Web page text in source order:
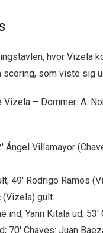
hvor Vizela
som viste sig
Vizela – Dommer: A.
Ángel Villamayor
49′ Rodrigo Ramos
(Vizela) gult.
ind, Yann Kitala ud;
70′ Chaves: Juan